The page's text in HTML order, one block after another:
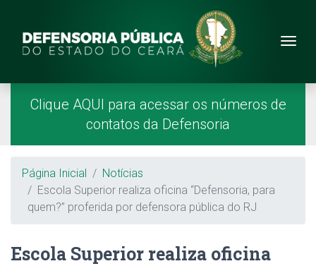
Site da Defensoria
Menu Principal
Página Inicial
Clique AQUI para acessar os números de
contatos da Defensoria
Breadcrumb
Página Inicial
Notícias
Escola Superior realiza oficina “Defensoria, para
quem?” proferida por defensora pública do RJ
Escola Superior realiza oficina